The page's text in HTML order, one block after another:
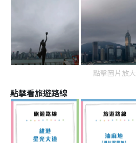
點擊圖片放大
點擊看旅遊路線